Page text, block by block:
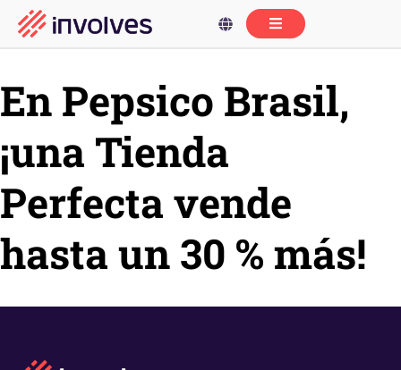
En Pepsico Brasil,
¡una Tienda
Perfecta vende
hasta un 30 % más!